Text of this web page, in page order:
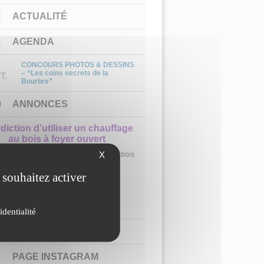
ACTUALITÉ
AGENDA
CONCOURS PHOTOS & DESSINS
– “Les coins secrets de la
Bourbre”
ANNONCES
d’utiliser un chauffage
au bois à foyer ouvert
si vous vous chauffez au bois
PAGE INSTAGRAM
X
activer